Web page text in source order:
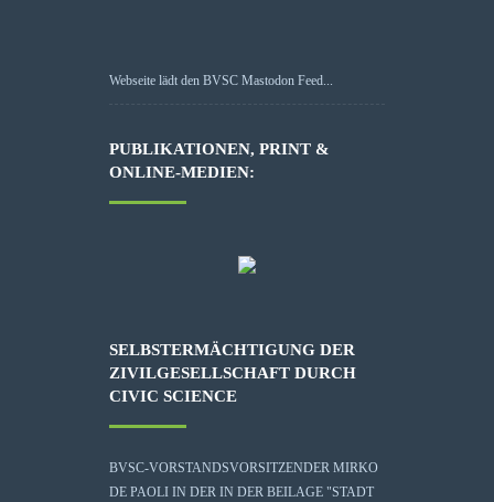
Webseite lädt den BVSC Mastodon Feed...
PUBLIKATIONEN, PRINT &
ONLINE-MEDIEN:
SELBSTERMÄCHTIGUNG DER
ZIVILGESELLSCHAFT DURCH
CIVIC SCIENCE
BVSC-VORSTANDSVORSITZENDER MIRKO
DE PAOLI IN DER IN DER BEILAGE "STADT